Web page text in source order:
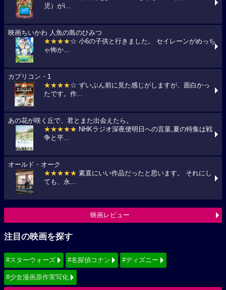
児）がi...
映画ちいかわ 人魚の島のひみつ
★★★★☆ 小6の子供と行きました。 セイレーンがめっち
ゃ怖か...
カプリコン・1
★★★★☆ ずいぶん前に見た感じがしますが、面白かっ
たです。作...
あの花が咲く丘で、君とまた出会えたら。
★★★★★ NHKラジオ深夜便明日への言葉,夏の特集は戦
争と平...
オールド・オーク
★★★★★ 素直にいい作品だったと思います。 それにし
ても、永...
映画レビュー
注目の映画を探す
#スターウォーズ #名探偵コナン #ディズニー
#少女漫画原作実写化